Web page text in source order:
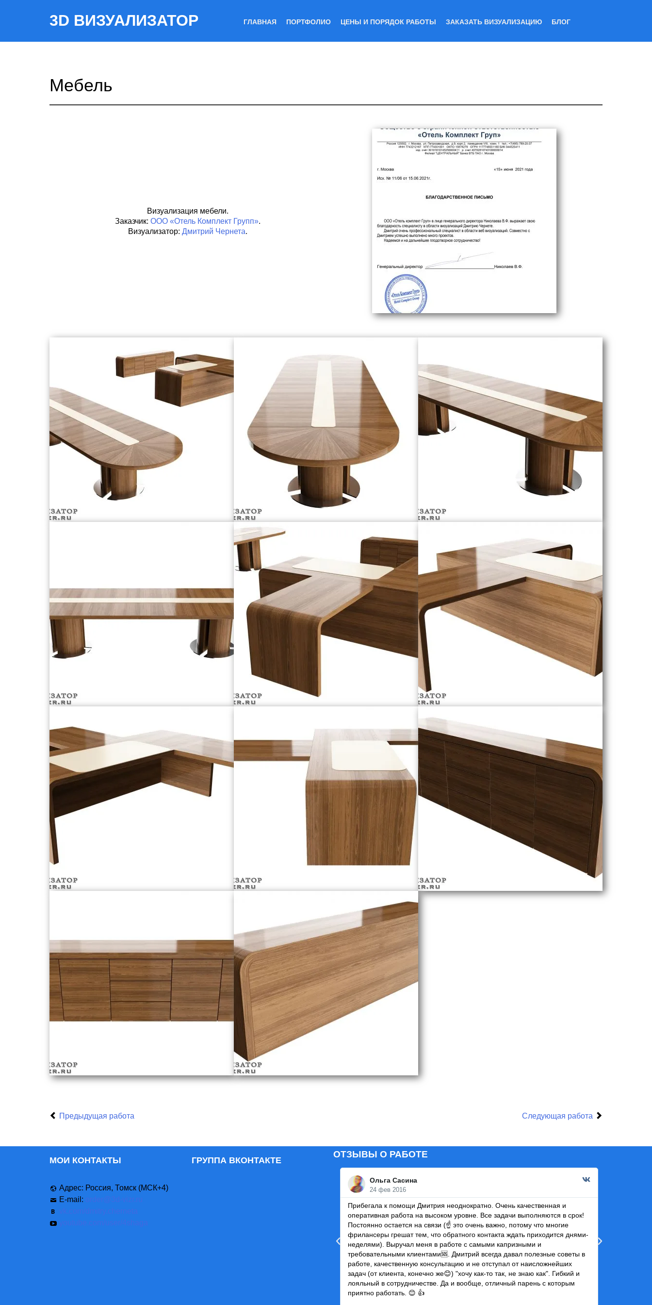
3D ВИЗУАЛИЗАТОР ГЛАВНАЯ ПОРТФОЛИО ЦЕНЫ И ПОРЯДОК РАБОТЫ ЗАКАЗАТЬ ВИЗУАЛИЗАЦИЮ БЛОГ
Мебель
Визуализация мебели.
Заказчик: ООО «Отель Комплект Групп».
Визуализатор: Дмитрий Чернета.
Предыдущая работа Следующая работа
МОИ КОНТАКТЫ
Адрес: Россия, Томск (МСК+4)
E-mail: order@3d-vizr.ru
vk.com/dmitry.cherneta
youtube.com/user/4shaga
ГРУППА ВКОНТАКТЕ
ОТЗЫВЫ О РАБОТЕ
Ольга Сасина
24 фев 2016
Прибегала к помощи Дмитрия неоднократно. Очень качественная и
оперативная работа на высоком уровне. Все задачи выполняются в срок!
Постоянно остается на связи (☝ это очень важно, потому что многие
фрилансеры грешат тем, что обратного контакта ждать приходится днями-
неделями). Выручал меня в работе с самыми капризными и
требовательными клиентами🆘. Дмитрий всегда давал полезные советы в
работе, качественную консультацию и не отступал от наисложнейших
задач (от клиента, конечно же😊) "хочу как-то так, не знаю как". Гибкий и
лояльный в сотрудничестве. Да и вообще, отличный парень с которым
приятно работать. 😊 👍